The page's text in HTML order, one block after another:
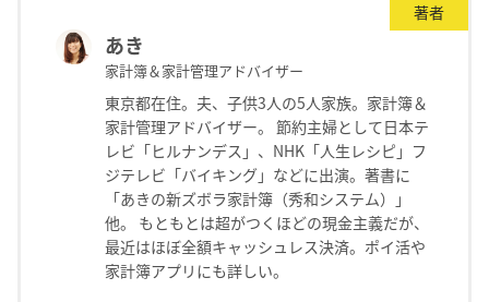
著者
あき
家計簿＆家計管理アドバイザー
東京都在住。夫、子供3人の5人家族。家計簿＆
家計管理アドバイザー。 節約主婦として日本テ
レビ「ヒルナンデス」、NHK「人生レシピ」フ
ジテレビ「バイキング」などに出演。著書に
「あきの新ズボラ家計簿（秀和システム）」
他。 もともとは超がつくほどの現金主義だが、
最近はほぼ全額キャッシュレス決済。ポイ活や
家計簿アプリにも詳しい。